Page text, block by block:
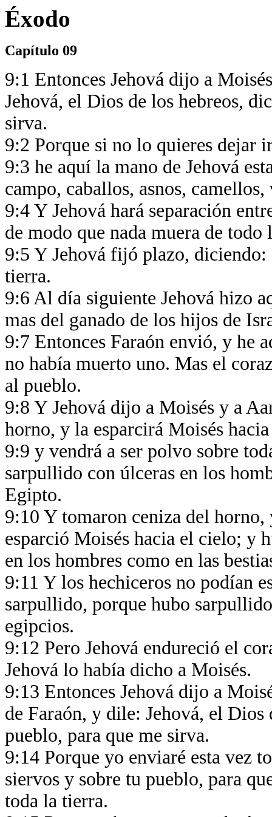
Éxodo
Capítulo 09
9:1 Entonces Jehová dijo a
Jehová, el Dios de los hebreos,
sirva.
9:2 Porque si no lo quieres dejar
9:3 he aquí la mano de Jehová
campo, caballos, asnos,
9:4 Y Jehová hará separación
de modo que nada muera de
9:5 Y Jehová fijó plazo, diciendo:
tierra.
9:6 Al día siguiente Jehová hizo
mas del ganado de los hijos de
9:7 Entonces Faraón envió, y he
no había muerto uno. Mas el
al pueblo.
9:8 Y Jehová dijo a Moisés y a
horno, y la esparcirá Moisés
9:9 y vendrá a ser polvo sobre
sarpullido con úlceras en los
Egipto.
9:10 Y tomaron ceniza del horno,
esparció Moisés hacia el cielo; y
en los hombres como en las
9:11 Y los hechiceros no podían
sarpullido, porque hubo
egipcios.
9:12 Pero Jehová endureció el
Jehová lo había dicho a Moisés.
9:13 Entonces Jehová dijo a
de Faraón, y dile: Jehová, el
pueblo, para que me sirva.
9:14 Porque yo enviaré esta vez
siervos y sobre tu pueblo, para
toda la tierra.